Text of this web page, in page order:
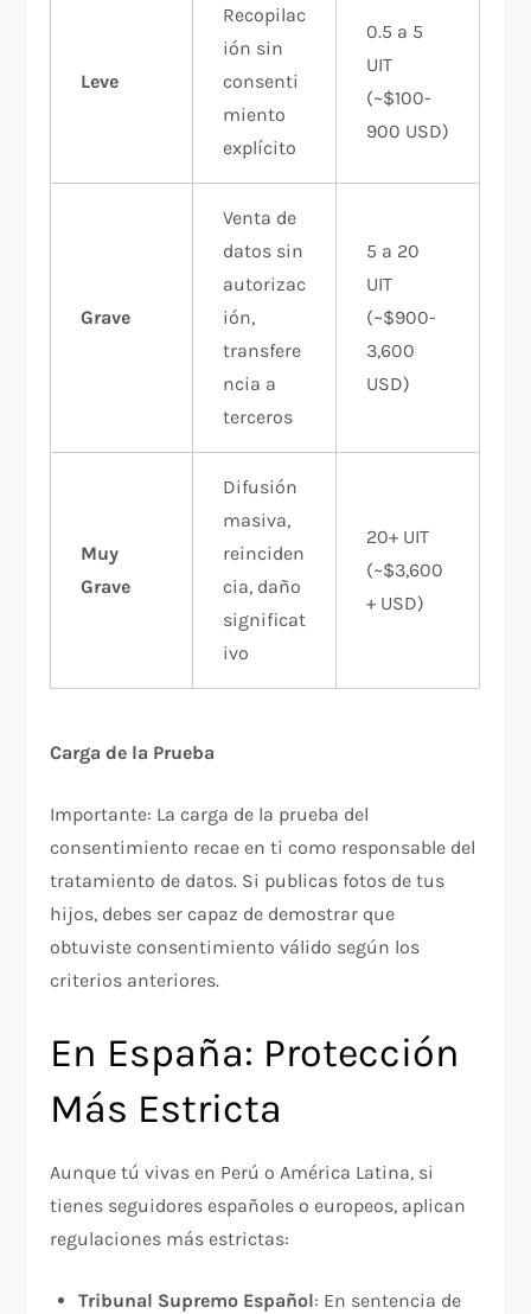
Leve
Recopilac
ión sin
consenti
miento
explícito
0.5 a 5
UIT
(~$100-
900 USD)
Grave
Venta de
datos sin
autorizac
ión,
transfere
ncia a
terceros
5 a 20
UIT
(~$900-
3,600
USD)
Muy
Grave
Difusión
masiva,
reinciden
cia, daño
significat
ivo
20+ UIT
(~$3,600
+ USD)
Carga de la Prueba
Importante: La carga de la prueba del
consentimiento recae en ti como responsable del
tratamiento de datos. Si publicas fotos de tus
hijos, debes ser capaz de demostrar que
obtuviste consentimiento válido según los
criterios anteriores.​
En España: Protección
Más Estricta
Aunque tú vivas en Perú o América Latina, si
tienes seguidores españoles o europeos, aplican
regulaciones más estrictas:​
Tribunal Supremo Español: En sentencia de